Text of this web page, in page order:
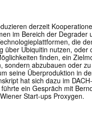
derzeit
im Bereich der Degrader
die
über Ubiquitin nutzen, oder
finden, ein
sondern abzubauen oder zu
seine Überproduktion in
hat sich dazu im
ein Gespräch mit
Start-ups Proxygen.